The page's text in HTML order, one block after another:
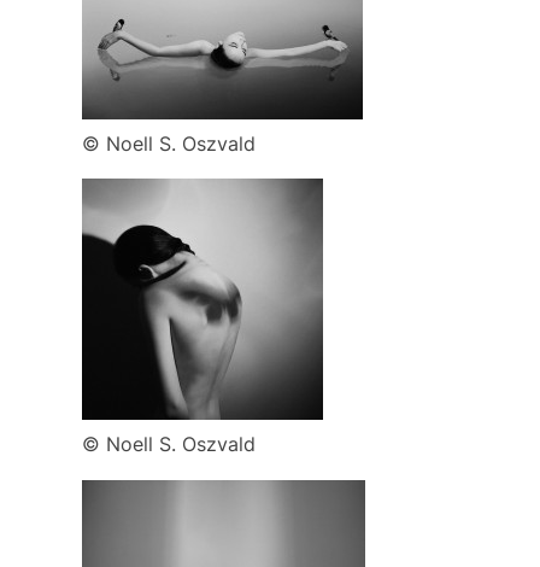
© Noell S. Oszvald
© Noell S. Oszvald